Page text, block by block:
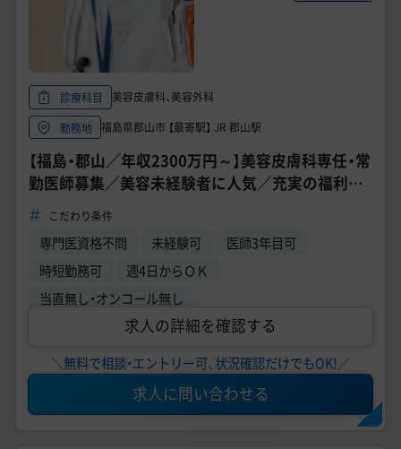
診療科目
美容皮膚科、美容外科
勤務地 福島県郡山市 【最寄駅】 JR 郡山駅
【福島・郡山／年収2300万円～】美容皮膚科専任・常
勤医師募集／美容未経験者に人気／充実の福利厚
生《TCB東京中央美容外科 郡山院》
こだわり条件
専門医資格不問 未経験可
医師3年目可
時短勤務可
週4日からＯＫ
当直無し・オンコール無し
求人の詳細を確認する
＼無料で相談・エントリー可、状況確認だけでもOK!／
求人に問い合わせる